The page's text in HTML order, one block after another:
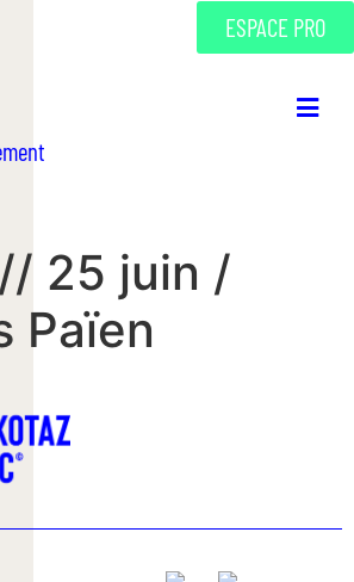
ESPACE PRO
25 juin /
Païen